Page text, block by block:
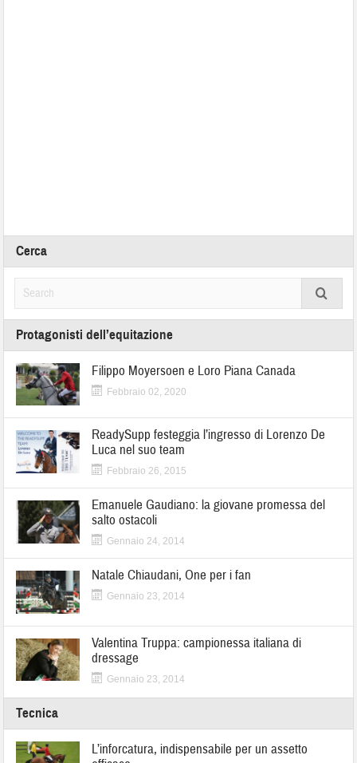
Cerca
Protagonisti dell’equitazione
Filippo Moyersoen e Loro Piana Canada
Febbraio 02, 2020
ReadySupp festeggia l’ingresso di Lorenzo De
Luca nel suo team
Febbraio 26, 2015
Emanuele Gaudiano: la giovane promessa del
salto ostacoli
Gennaio 24, 2014
Natale Chiaudani, One per i fan
Gennaio 23, 2014
Valentina Truppa: campionessa italiana di
dressage
Gennaio 23, 2014
Tecnica
L’inforcatura, indispensabile per un assetto